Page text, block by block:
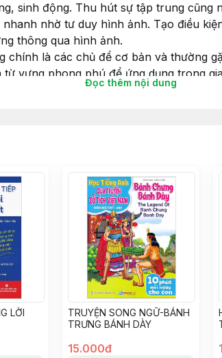
sinh động. Thu hút sự tập trung
nhờ tư duy hình ảnh. Tạo điều
thông qua hình ảnh.
chính là các chủ để cơ bản và thường
vựng phong phú để ứng dụng trong
hành thú vị, các con vừa được ôn lại từ
Đọc thêm nội dung
LỜI
TRUYỆN SONG NGỮ-BÁNH
TRƯNG BÁNH DÀY
15.000đ